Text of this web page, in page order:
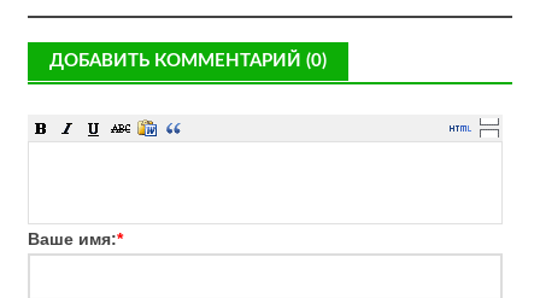
ДОБАВИТЬ КОММЕНТАРИЙ (0)
Ваше имя:*